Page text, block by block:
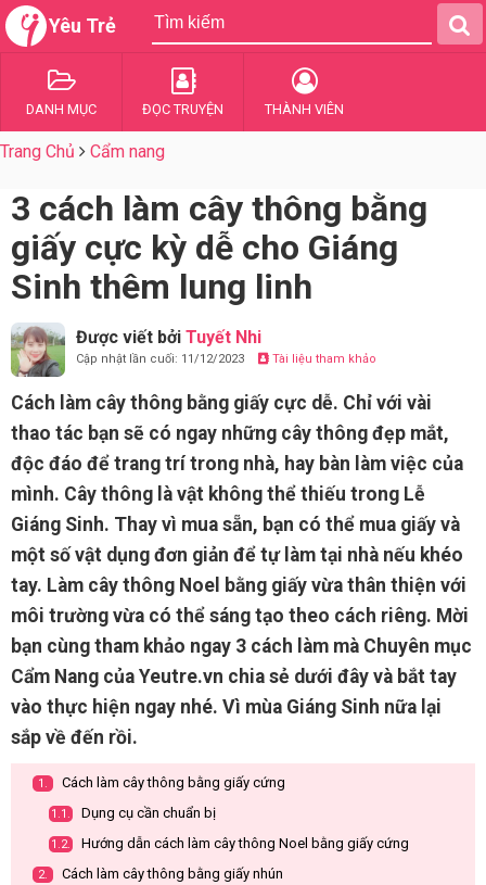
Yêu Trẻ
DANH MỤC ĐỌC TRUYỆN THÀNH VIÊN
Trang Chủ Cẩm nang
3 cách làm cây thông bằng
giấy cực kỳ dễ cho Giáng
Sinh thêm lung linh
Được viết bởi Tuyết Nhi
Cập nhật lần cuối: 11/12/2023 Tài liệu tham khảo
Cách làm cây thông bằng giấy cực dễ. Chỉ với vài
thao tác bạn sẽ có ngay những cây thông đẹp mắt,
độc đáo để trang trí trong nhà, hay bàn làm việc của
mình. Cây thông là vật không thể thiếu trong Lễ
Giáng Sinh. Thay vì mua sẵn, bạn có thể mua giấy và
một số vật dụng đơn giản để tự làm tại nhà nếu khéo
tay. Làm cây thông Noel bằng giấy vừa thân thiện với
môi trường vừa có thể sáng tạo theo cách riêng. Mời
bạn cùng tham khảo ngay 3 cách làm mà Chuyên mục
Cẩm Nang của Yeutre.vn chia sẻ dưới đây và bắt tay
vào thực hiện ngay nhé. Vì mùa Giáng Sinh nữa lại
sắp về đến rồi.
1. Cách làm cây thông bằng giấy cứng
1.1. Dụng cụ cần chuẩn bị
1.2. Hướng dẫn cách làm cây thông Noel bằng giấy cứng
2. Cách làm cây thông bằng giấy nhún